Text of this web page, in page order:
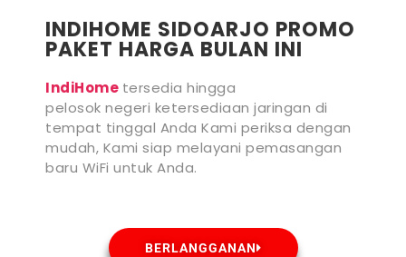
INDIHOME SIDOARJO PROMO
PAKET HARGA BULAN INI
IndiHome tersedia hingga
pelosok negeri ketersediaan jaringan di
tempat tinggal Anda Kami periksa dengan
mudah, Kami siap melayani pemasangan
baru WiFi untuk Anda.
BERLANGGANAN